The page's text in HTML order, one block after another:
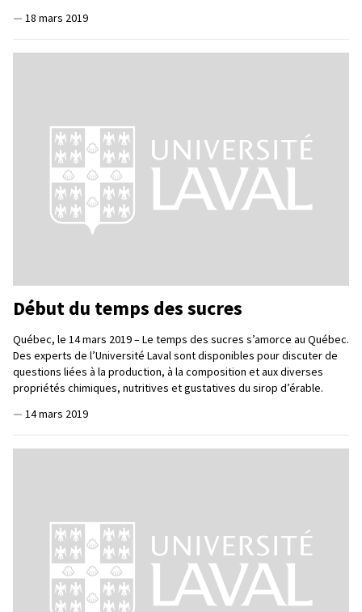
— 18 mars 2019
Début du temps des sucres
Québec, le 14 mars 2019 – Le temps des sucres s’amorce au Québec.
Des experts de l’Université Laval sont disponibles pour discuter de
questions liées à la production, à la composition et aux diverses
propriétés chimiques, nutritives et gustatives du sirop d’érable.
— 14 mars 2019